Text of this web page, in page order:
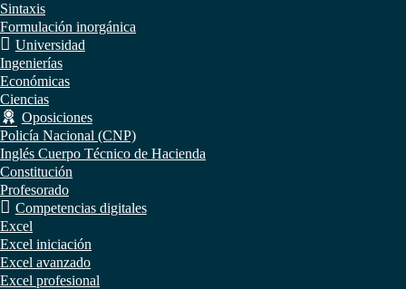
Sintaxis
Formulación inorgánica
Universidad
Ingenierías
Económicas
Ciencias
Oposiciones
Policía Nacional (CNP)
Inglés Cuerpo Técnico de Hacienda
Constitución
Profesorado
Competencias digitales
Excel
Excel iniciación
Excel avanzado
Excel profesional